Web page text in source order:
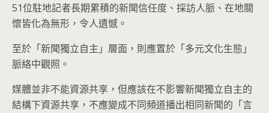
51位駐地記者長期累積的新聞信任度、採訪人脈、在地關
懷皆化為無形，令人遺憾。
至於「新聞獨立自主」層面，則應置於「多元文化生態」
脈絡中觀照。
媒體並非不能資源共享，但應該在不影響新聞獨立自主的
結構下資源共享，不應變成不同頻道播出相同新聞的「言